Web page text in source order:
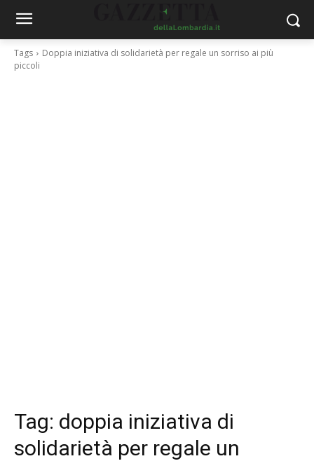
Tags
Doppia iniziativa di solidarietà per regale un sorriso ai più
piccoli
Tag: doppia iniziativa di
solidarietà per regale un